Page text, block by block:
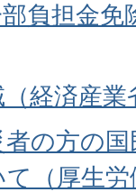
負担金
経済産
の方の
（厚生